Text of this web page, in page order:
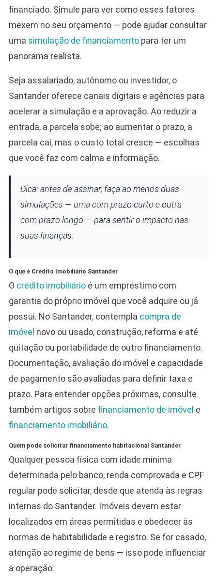
financiado. Simule para ver como esses fatores
mexem no seu orçamento — pode ajudar consultar
uma simulação de financiamentopara ter um
panorama realista.
Seja assalariado, autônomo ou investidor, o
Santander oferece canais digitais e agências para
acelerar a simulação e a aprovação. Ao reduzir a
entrada, a parcela sobe; ao aumentar o prazo, a
parcela cai, mas o custo total cresce — escolhas
que você faz com calma e informação.
Dica: antes de assinar, faça ao menos duas
simulações — uma com prazo curto e outra
com prazo longo — para sentir o impacto nas
suas finanças.
O que é Crédito Imobiliário Santander
O crédito imobiliárioé um empréstimo com
garantia do próprio imóvel que você adquire ou já
possui. No Santander, contempla compra de
imóvel novo ou usado, construção, reforma e até
quitação ou portabilidade de outro financiamento.
Documentação, avaliação do imóvel e capacidade
de pagamento são avaliadas para definir taxa e
prazo. Para entender opções próximas, consulte
também artigos sobre financiamento de imóvel e
financiamento imobiliário.
Quem pode solicitar financiamento habitacional Santander
Qualquer pessoa física com idade mínima
determinada pelo banco, renda comprovada e CPF
regular pode solicitar, desde que atenda às regras
internas do Santander. Imóveis devem estar
localizados em áreas permitidas e obedecer às
normas de habitabilidade e registro. Se for casado,
atenção ao regime de bens — isso pode influenciar
a operação.